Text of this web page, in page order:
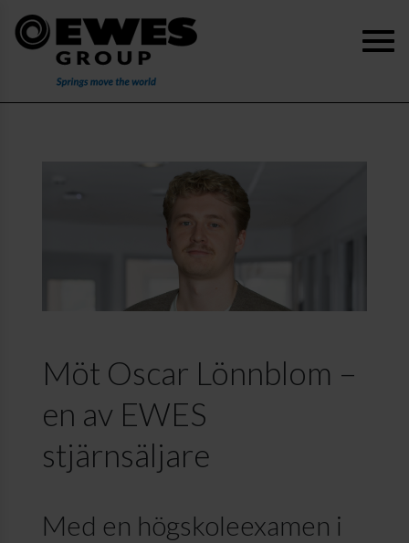
Möt Oscar Lönnblom –
en av EWES
stjärnsäljare
Med en högskoleexamen i